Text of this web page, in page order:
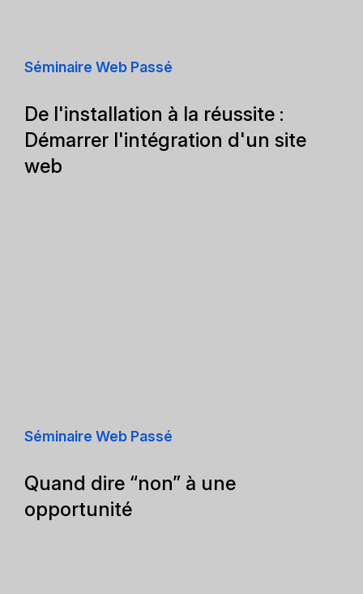
Séminaire Web Passé
De l'installation à la réussite :
Démarrer l'intégration d'un site
web
Séminaire Web Passé
Quand dire “non” à une
opportunité